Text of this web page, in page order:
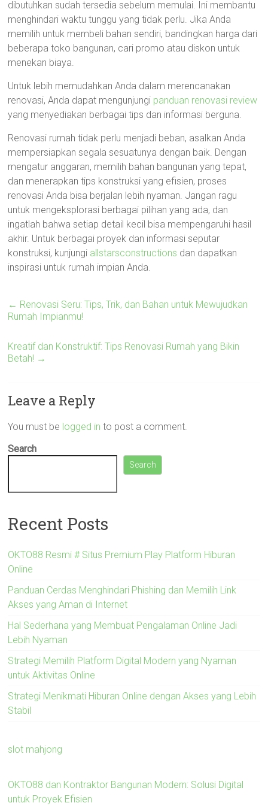
dibutuhkan sudah tersedia sebelum memulai. Ini membantu
menghindari waktu tunggu yang tidak perlu. Jika Anda
memilih untuk membeli bahan sendiri, bandingkan harga dari
beberapa toko bangunan, cari promo atau diskon untuk
menekan biaya.
Untuk lebih memudahkan Anda dalam merencanakan
renovasi, Anda dapat mengunjungi panduan renovasi review
yang menyediakan berbagai tips dan informasi berguna.
Renovasi rumah tidak perlu menjadi beban, asalkan Anda
mempersiapkan segala sesuatunya dengan baik. Dengan
mengatur anggaran, memilih bahan bangunan yang tepat,
dan menerapkan tips konstruksi yang efisien, proses
renovasi Anda bisa berjalan lebih nyaman. Jangan ragu
untuk mengeksplorasi berbagai pilihan yang ada, dan
ingatlah bahwa setiap detail kecil bisa mempengaruhi hasil
akhir. Untuk berbagai proyek dan informasi seputar
konstruksi, kunjungi allstarsconstructions dan dapatkan
inspirasi untuk rumah impian Anda.
← Renovasi Seru: Tips, Trik, dan Bahan untuk Mewujudkan
Rumah Impianmu!
Kreatif dan Konstruktif: Tips Renovasi Rumah yang Bikin
Betah! →
Leave a Reply
You must be logged in to post a comment.
Search
Search
Recent Posts
OKTO88 Resmi # Situs Premium Play Platform Hiburan
Online
Panduan Cerdas Menghindari Phishing dan Memilih Link
Akses yang Aman di Internet
Hal Sederhana yang Membuat Pengalaman Online Jadi
Lebih Nyaman
Strategi Memilih Platform Digital Modern yang Nyaman
untuk Aktivitas Online
Strategi Menikmati Hiburan Online dengan Akses yang Lebih
Stabil
slot mahjong
OKTO88 dan Kontraktor Bangunan Modern: Solusi Digital
untuk Proyek Efisien